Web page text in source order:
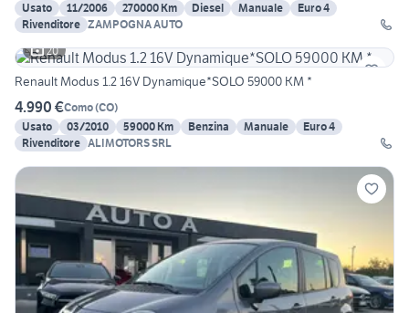
Usato
11/2006 270000 Km Diesel Manuale
Euro 4
Rivenditore ZAMPOGNA AUTO
20
Renault Modus 1.2 16V Dynamique*SOLO 59000 KM *
4.990 €Como(CO)
Usato
03/2010 59000 Km Benzina Manuale
Euro 4
Rivenditore ALIMOTORS SRL